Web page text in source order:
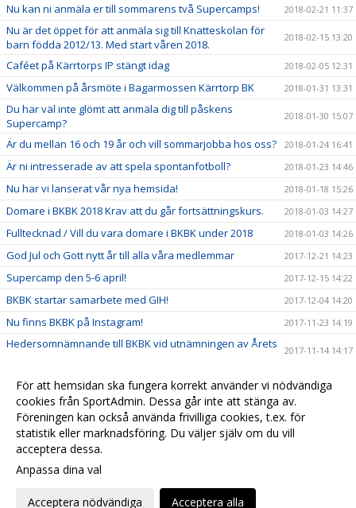
Nu kan ni anmäla er till sommarens två Supercamps! 2018-02-21 11:37
Nu är det öppet för att anmäla sig till Knatteskolan för
barn födda 2012/13. Med start våren 2018.
2018-02-15 13:20
Caféet på Kärrtorps IP stängt idag 2018-02-05 12:31
Välkommen på årsmöte i Bagarmossen Kärrtorp BK 2018-01-31 13:31
Du har väl inte glömt att anmäla dig till påskens
Supercamp?
2018-01-30 15:07
Är du mellan 16 och 19 år och vill sommarjobba hos oss? 2018-01-24 16:41
Är ni intresserade av att spela spontanfotboll? 2018-01-23 14:46
Nu har vi lanserat vår nya hemsida! 2018-01-18 15:26
Domare i BKBK 2018 Krav att du går fortsättningskurs. 2018-01-03 14:27
Fulltecknad / Vill du vara domare i BKBK under 2018 2018-01-03 14:26
God Jul och Gott nytt år till alla våra medlemmar 2017-12-21 14:23
Supercamp den 5-6 april! 2017-12-15 14:22
BKBK startar samarbete med GIH! 2017-12-04 14:20
Nu finns BKBK på Instagram! 2017-11-23 14:19
Hedersomnämnande till BKBK vid utnämningen av Årets
2017-11-14 14:17
Ny stödlinje för idrottsledare 2017-11-14 14:15
Grattis vårt kära damlag till avancemanget! 2017-11-07 14:03
Träningscup i strålande höstsol 2017-10-26 15:11
inställningar
Webbversion
För att hemsidan ska fungera korrekt använder vi nödvändiga
cookies från SportAdmin. Dessa går inte att stänga av.
Föreningen kan också använda frivilliga cookies, t.ex. för
statistik eller marknadsföring. Du väljer själv om du vill
acceptera dessa.
Anpassa dina val
Acceptera nödvändiga Acceptera alla